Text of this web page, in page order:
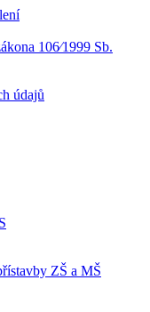
106⁄1999 Sb.
údajů
ZŠ a MŠ